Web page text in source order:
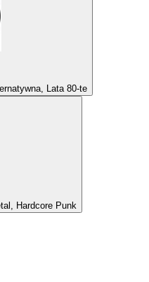
Lata 80-te
Hardcore Punk